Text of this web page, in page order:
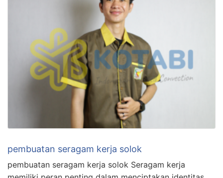
pembuatan seragam kerja solok
pembuatan seragam kerja solok Seragam kerja